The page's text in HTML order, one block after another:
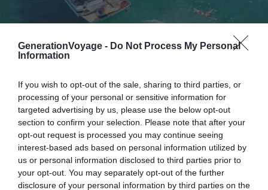
GenerationVoyage - Do Not Process My Personal
Information
If you wish to opt-out of the sale, sharing to third parties, or
processing of your personal or sensitive information for
targeted advertising by us, please use the below opt-out
section to confirm your selection. Please note that after your
opt-out request is processed you may continue seeing
interest-based ads based on personal information utilized by
us or personal information disclosed to third parties prior to
your opt-out. You may separately opt-out of the further
disclosure of your personal information by third parties on the
Pour en savoir plus :Partez à l’aventure sur le Lady M, un
bateau à moteur luxueux et confortable, rénové en 2016.
Profitez de ses deux cabines avec six couchages, deux
salles de bain et son salon spacieux. Commencez votre
journée à Rethymnon et rejoignez le large.